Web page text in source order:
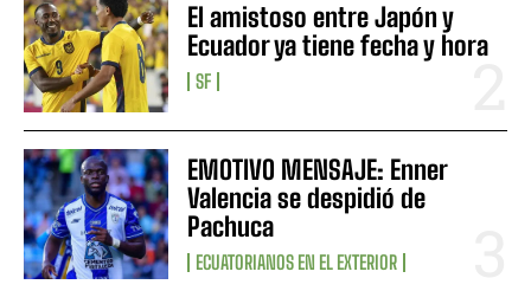
El amistoso entre Japón y
Ecuador ya tiene fecha y hora
SF
EMOTIVO MENSAJE: Enner
Valencia se despidió de
Pachuca
ECUATORIANOS EN EL EXTERIOR